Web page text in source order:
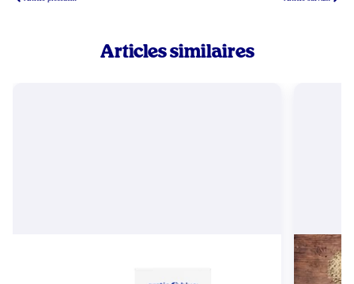
Articles similaires